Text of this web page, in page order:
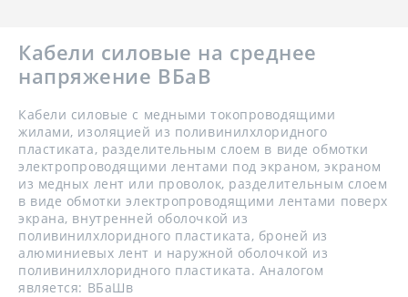
Кабели силовые на среднее
напряжение ВБаВ
Кабели силовые с медными токопроводящими
жилами, изоляцией из поливинилхлоридного
пластиката, разделительным слоем в виде обмотки
электропроводящими лентами под экраном, экраном
из медных лент или проволок, разделительным слоем
в виде обмотки электропроводящими лентами поверх
экрана, внутренней оболочкой из
поливинилхлоридного пластиката, броней из
алюминиевых лент и наружной оболочкой из
поливинилхлоридного пластиката. Аналогом
является: ВБаШв